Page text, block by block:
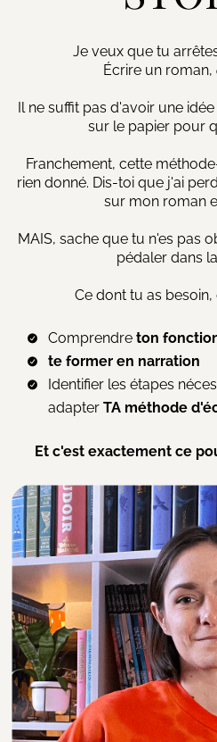
Je veux que tu
Écrire un roman,
Il ne suffit pas d'avoir une
sur le papier pour
Franchement, cette
rien donné. Dis-toi que j'ai
sur mon roman
MAIS, sache que tu n'es pas
pédaler dans
Ce dont tu as
Comprendre ton
te former en narration
Identifier les étapes
adapter TA méthode
Et c'est exactement ce